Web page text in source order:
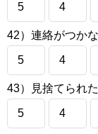
5 4
42）連絡がつか
5 4
43）見捨てられ
5 4